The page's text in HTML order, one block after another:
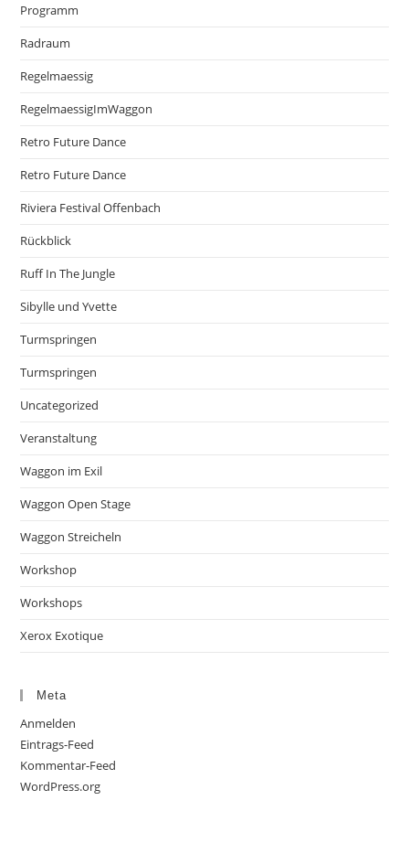
Programm
Radraum
Regelmaessig
RegelmaessigImWaggon
Retro Future Dance
Retro Future Dance
Riviera Festival Offenbach
Rückblick
Ruff In The Jungle
Sibylle und Yvette
Turmspringen
Turmspringen
Uncategorized
Veranstaltung
Waggon im Exil
Waggon Open Stage
Waggon Streicheln
Workshop
Workshops
Xerox Exotique
Meta
Anmelden
Eintrags-Feed
Kommentar-Feed
WordPress.org